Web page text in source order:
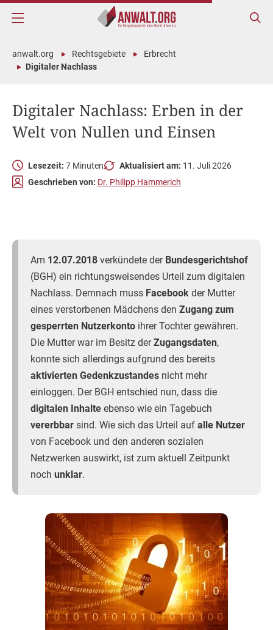
Digitaler Nachlass: Erben in der
Welt von Nullen und Einsen
anwalt.org Rechtsgebiete
Erbrecht
Digitaler Nachlass
Lesezeit: 7 Minuten Aktualisiert am: 11. Juli 2026
Geschrieben von: Dr. Philipp Hammerich
Am 12.07.2018 verkündete der Bundesgerichtshof
(BGH) ein richtungsweisendes Urteil zum digitalen
Nachlass. Demnach muss Facebook der Mutter
eines verstorbenen Mädchens den Zugang zum
gesperrten Nutzerkonto ihrer Tochter gewähren.
Die Mutter war im Besitz derZugangsdaten,
konnte sich allerdings aufgrund des bereits
aktivierten Gedenkzustandes nicht mehr
einloggen. Der BGH entschied nun, dass die
digitalen Inhalte ebenso wie ein Tagebuch
vererbbar sind. Wie sich das Urteil auf alle Nutzer
von Facebook und den anderen sozialen
Netzwerken auswirkt, ist zum aktuell Zeitpunkt
noch unklar.